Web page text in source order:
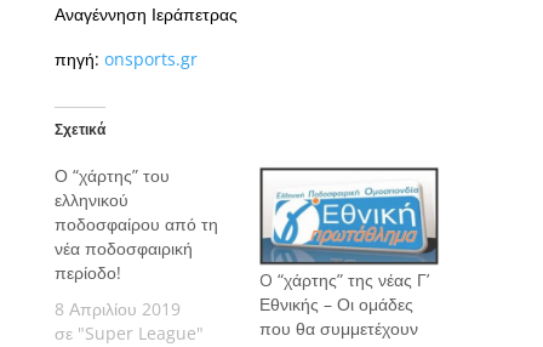
Αναγέννηση Ιεράπετρας
πηγή: onsports.gr
Σχετικά
Ο “χάρτης” του
ελληνικού
ποδοσφαίρου από τη
νέα ποδοσφαιρική
περίοδο!
8 Απριλίου 2019
σε "Super League"
O “χάρτης” της νέας Γ’
Εθνικής – Οι ομάδες
που θα συμμετέχουν